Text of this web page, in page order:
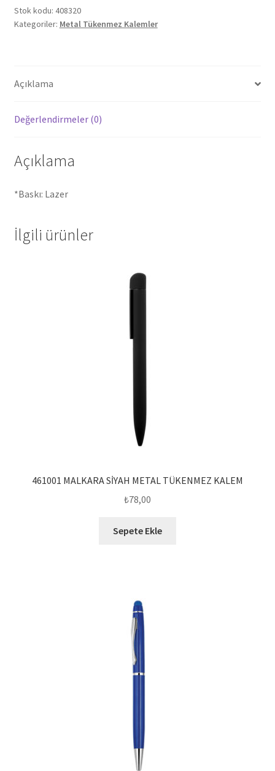
TÜKENMEZ
KALEM
Stok kodu: 408320
Kategoriler: Metal Tükenmez Kalemler
Açıklama
Değerlendirmeler (0)
Açıklama
*Baskı: Lazer
İlgili ürünler
461001 MALKARA SİYAH METAL TÜKENMEZ KALEM
₺78,00
Sepete Ekle